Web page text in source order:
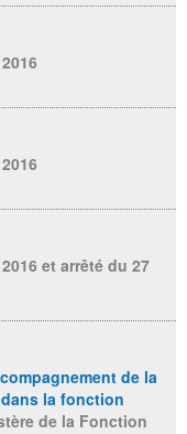
et arrêté du 27
de la
la fonction
de la Fonction